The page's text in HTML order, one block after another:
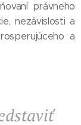
právneho
nezávislosti a
a